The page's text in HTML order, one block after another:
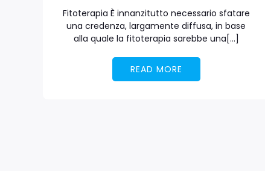
Fitoterapia È innanzitutto necessario sfatare
una credenza, largamente diffusa, in base
alla quale la fitoterapia sarebbe una[…]
READ MORE